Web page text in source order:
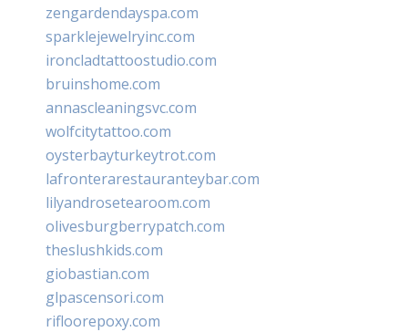
zengardendayspa.com
sparklejewelryinc.com
ironcladtattoostudio.com
bruinshome.com
annascleaningsvc.com
wolfcitytattoo.com
oysterbayturkeytrot.com
lafronterarestauranteybar.com
lilyandrosetearoom.com
olivesburgberrypatch.com
theslushkids.com
giobastian.com
glpascensori.com
rifloorepoxy.com